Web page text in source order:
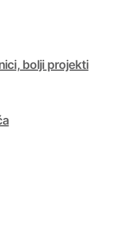
bolji projekti